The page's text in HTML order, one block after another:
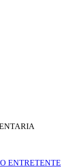
ENTRETENTE